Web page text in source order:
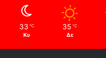
33 ℃
Κυ
35 ℃
Δε